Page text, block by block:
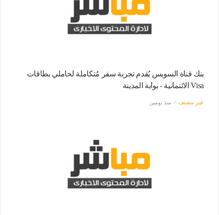
بنك قناة السويس يُقدم تجربة سفر مُتكاملة لحاملي بطاقات
Visa الائتمانية - بوابة المدينة
غير مصنف منذ يومين